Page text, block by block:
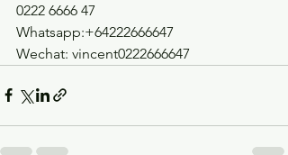
0222 6666 47
Whatsapp:+64222666647
Wechat: vincent0222666647